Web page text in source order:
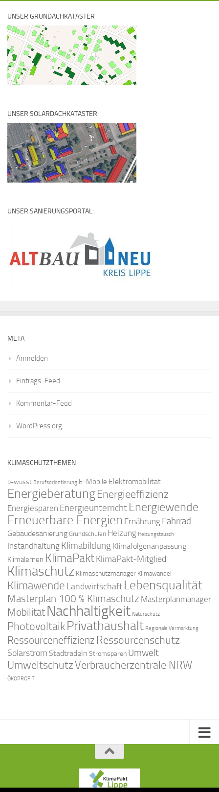
UNSER GRÜNDACHKATASTER
UNSER SOLARDACHKATASTER:
UNSER SANIERUNGSPORTAL:
META
Anmelden
Eintrags-Feed
Kommentar-Feed
WordPress.org
KLIMASCHUTZTHEMEN
b-wusst Berufsorientierung E-Mobile Elektromobilität
EnergieberatungEnergieeffizienz
Energiesparen Energieunterricht Energiewende
Erneuerbare Energien Ernährung Fahrrad
Gebäudesanierung Grundschulen Heizung Heizungstausch
Instandhaltung Klimabildung Klimafolgenanpassung
Klimalernen KlimaPaktKlimaPakt-Mitglied
Klimaschutz Klimaschutzmanager Klimawandel
Klimawende Landwirtschaft Lebensqualität
Masterplan 100 % Klimaschutz Masterplanmanager
Mobilität Nachhaltigkeit Naturschutz
PhotovoltaikPrivathaushalt Regionale Vermarktung
Ressourceneffizienz Ressourcenschutz
Solarstrom Stadtradeln Stromsparen Umwelt
UmweltschutzVerbraucherzentrale NRW
ÖKOPROFIT